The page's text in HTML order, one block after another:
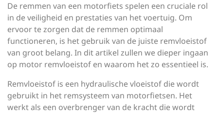
De remmen van een motorfiets spelen een cruciale rol
in de veiligheid en prestaties van het voertuig. Om
ervoor te zorgen dat de remmen optimaal
functioneren, is het gebruik van de juiste remvloeistof
van groot belang. In dit artikel zullen we dieper ingaan
op motor remvloeistof en waarom het zo essentieel is.
Remvloeistof is een hydraulische vloeistof die wordt
gebruikt in het remsysteem van motorfietsen. Het
werkt als een overbrenger van de kracht die wordt